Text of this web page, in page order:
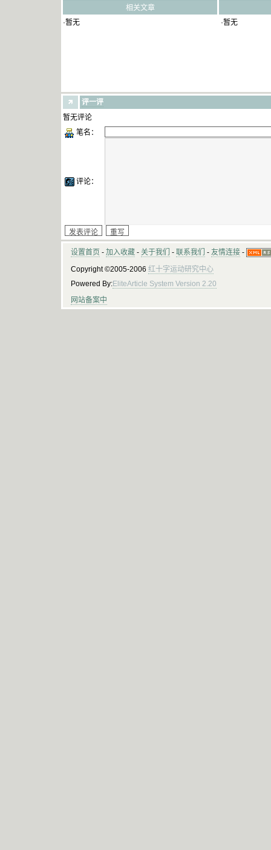
相关文章
·暂无
·暂无
评一评
暂无评论
笔名：
评论：
设置首页 - 加入收藏 - 关于我们 - 联系我们 - 友情连接 -
Copyright ©2005-2006 红十字运动研究中心
Powered By:EliteArticle System Version 2.20
网站备案中